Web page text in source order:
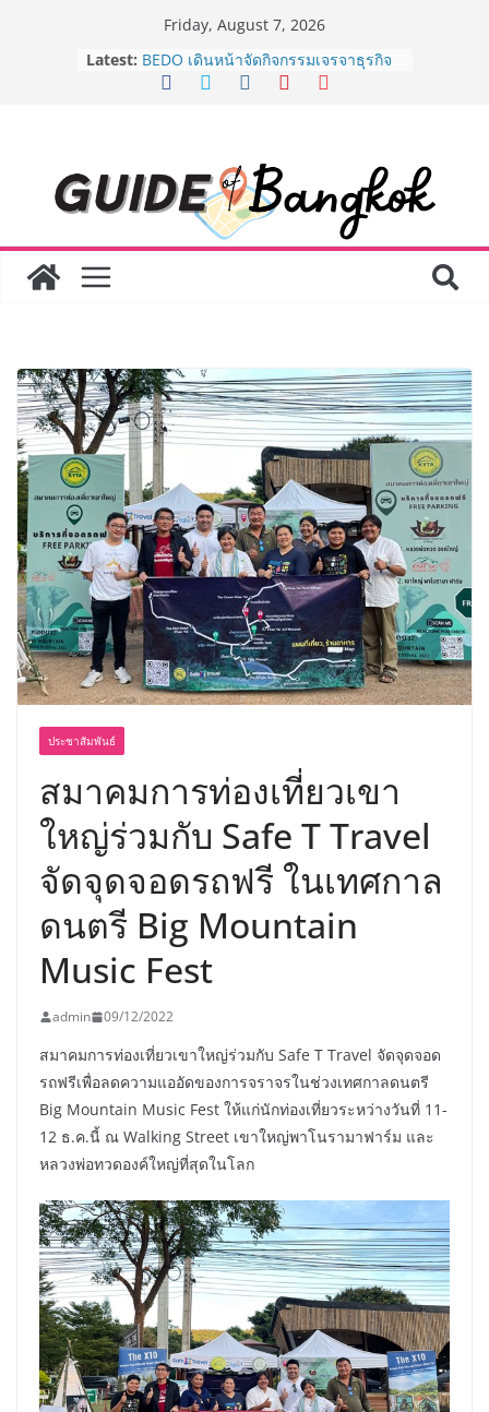
Friday, August 7, 2026
Latest: BEDO เดินหน้าจัดกิจกรรมเจรจาธุรกิจ
“BIO TRADE CONNECT 2026” ยก
สด ดอกไม้ประดิษฐ์ พวงมาลัย และสังฆ
ภัณฑ์ครบวงจร ขอเชิญเลือกซื้อมาลัย
และของขวัญต้อนรับวันแม่ เปิดให้
บริการทุกวันตลอด 24 ชั่วโมง
Guangzhou Yinghao School เผยวิสัย
8.8 “ซูเลียน” รวมพลังนักธุรกิจทั่ว
ประเทศ จัดประชุมใหญ่แห่งปี พบ CEO
“ดร.ปิยะวัฒน์” ถ่ายทอดวิสัยทัศน์ธุรกิจ
พร้อมฟรีคอนเสิร์ต “โชค รถแห่” ยกวง
AirAsia X SEE FAH พันธมิตรทางธุรกิจ
ยาวนานกว่า 20 ปี ต่อยอดเสิร์ฟความ
อร่อย ยกเมนูระดับตำนาน “ข้าวหน้าไก่
ราชวงศ์” พุ่งทะยานสู่น่านฟ้า
ประชาสัมพันธ์
สมาคมการท่องเที่ยวเขา
ใหญ่ร่วมกับ Safe T Travel
จัดจุดจอดรถฟรี ในเทศกาล
ดนตรี Big Mountain
Music Fest
admin 09/12/2022
สมาคมการท่องเที่ยวเขาใหญ่ร่วมกับ Safe T Travel จัดจุดจอด
รถฟรีเพื่อลดความแออัดของการจราจรในช่วงเทศกาลดนตรี
Big Mountain Music Fest ให้แก่นักท่องเที่ยวระหว่างวันที่ 11-
12 ธ.ค.นี้ ณ Walking Street เขาใหญ่พาโนรามาฟาร์ม และ
หลวงพ่อทวดองค์ใหญ่ที่สุดในโลก